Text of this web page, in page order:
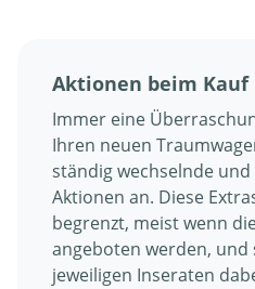
Aktionen beim Kauf
Immer eine
Ihren neuen
ständig wechselnde
Aktionen an. Diese
begrenzt, meist wenn
angeboten werden,
jeweiligen Inseraten